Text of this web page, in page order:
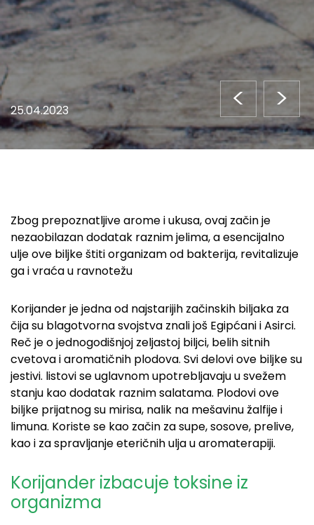
25.04.2023 < >
Zbog prepoznatljive arome i ukusa, ovaj začin je
nezaobilazan dodatak raznim jelima, a esencijalno
ulje ove biljke štiti organizam od bakterija, revitalizuje
ga i vraća u ravnotežu
Korijander je jedna od najstarijih začinskih biljaka za
čija su blagotvorna svojstva znali još Egipćani i Asirci.
Reč je o jednogodišnjoj zeljastoj biljci, belih sitnih
cvetova i aromatičnih plodova. Svi delovi ove biljke su
jestivi. listovi se uglavnom upotrebljavaju u svežem
stanju kao dodatak raznim salatama. Plodovi ove
biljke prijatnog su mirisa, nalik na mešavinu žalfije i
limuna. Koriste se kao začin za supe, sosove, prelive,
kao i za spravljanje eteričnih ulja u aromaterapiji.
Korijander izbacuje toksine iz
organizma